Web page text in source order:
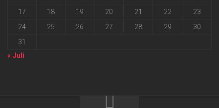
17
18 19 20 21 22
23
24
25 26 27 28 29
30
31
« Juli